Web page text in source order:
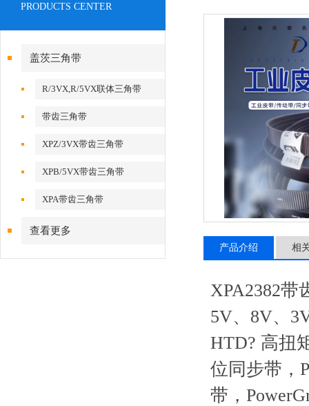
PRODUCTS CENTER
盖茨三角带
R/3VX,R/5VX联体三角带
带齿三角带
XPZ/3VX带齿三角带
XPB/5VX带齿三角带
XPA带齿三角带
查看更多
产品介绍 相
XPA2382带
5V、8V、
HTD? 高扭
位同步带，
带，